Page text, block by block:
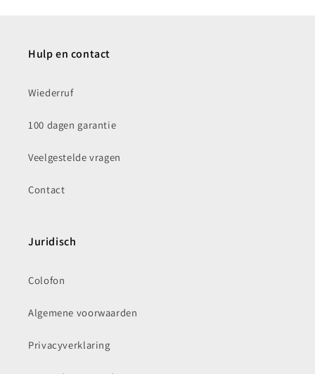
Hulp en contact
Wiederruf
100 dagen garantie
Veelgestelde vragen
Contact
Juridisch
Colofon
Algemene voorwaarden
Privacyverklaring